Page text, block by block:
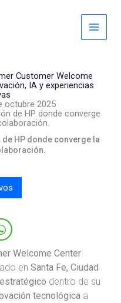
Customer Welcome
IA y experiencias
octubre 2025
HP donde converge la
Welcome Center
en Santa Fe, Ciudad
dentro de su
tecnológica a